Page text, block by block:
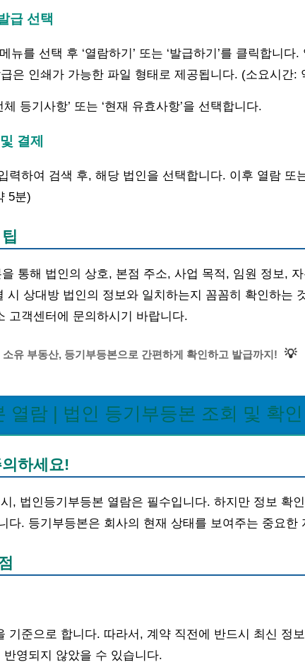
급 선택
뉴를 선택 후 ‘열람하기’ 또는 ‘발급하기’를 클릭합니다
은 인쇄가 가능한 파일 형태로 제공됩니다. (소요시간:
체 등기사항’ 또는 ‘현재 유효사항’을 선택합니다.
결제
력하여 검색 후, 해당 법인을 선택합니다. 이후 열람 또
5분)
통해 법인의 상호, 본점 주소, 사업 목적, 임원 정보,
시 상대방 법인의 정보와 일치하는지 꼼꼼히 확인하는
고객센터에 문의하시기 바랍니다.
소유 부동산, 등기부등본으로 간편하게 확인하고 발급까지! 💡
열람 | 법인 등기부등본 조회 및 확인
하세요!
, 법인등기부등본 열람은 필수입니다. 하지만 정보 확
다. 등기부등본은 회사의 현재 상태를 보여주는 중요한
기준으로 합니다. 따라서, 계약 직전에 반드시 최신 정
영되지 않았을 수 있습니다.